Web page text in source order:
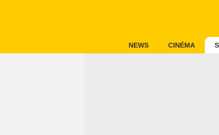
NEWS CINÉMA